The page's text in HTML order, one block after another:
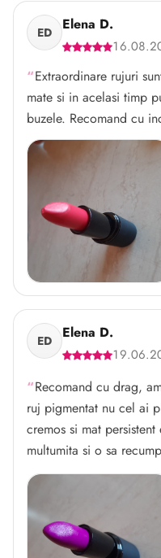
ED Elena D.
Extraordinare rujuri
mate si in acelasi timp
buzele. Recomand cu
ED Elena D.
Recomand cu drag,
ruj pigmentat nu cel ai
cremos si mat
multumita si o sa